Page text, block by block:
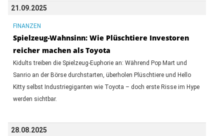
21.09.2025
FINANZEN
Spielzeug-Wahnsinn: Wie Plüschtiere Investoren
reicher machen als Toyota
Kidults treiben die Spielzeug-Euphorie an: Während Pop Mart und
Sanrio an der Börse durchstarten, überholen Plüschtiere und Hello
Kitty selbst Industriegiganten wie Toyota – doch erste Risse im Hype
werden sichtbar.
28.08.2025